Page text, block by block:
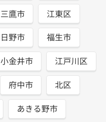
三鷹市 江東区
日野市 福生市
小金井市 江戸川区
府中市 北区
あきる野市